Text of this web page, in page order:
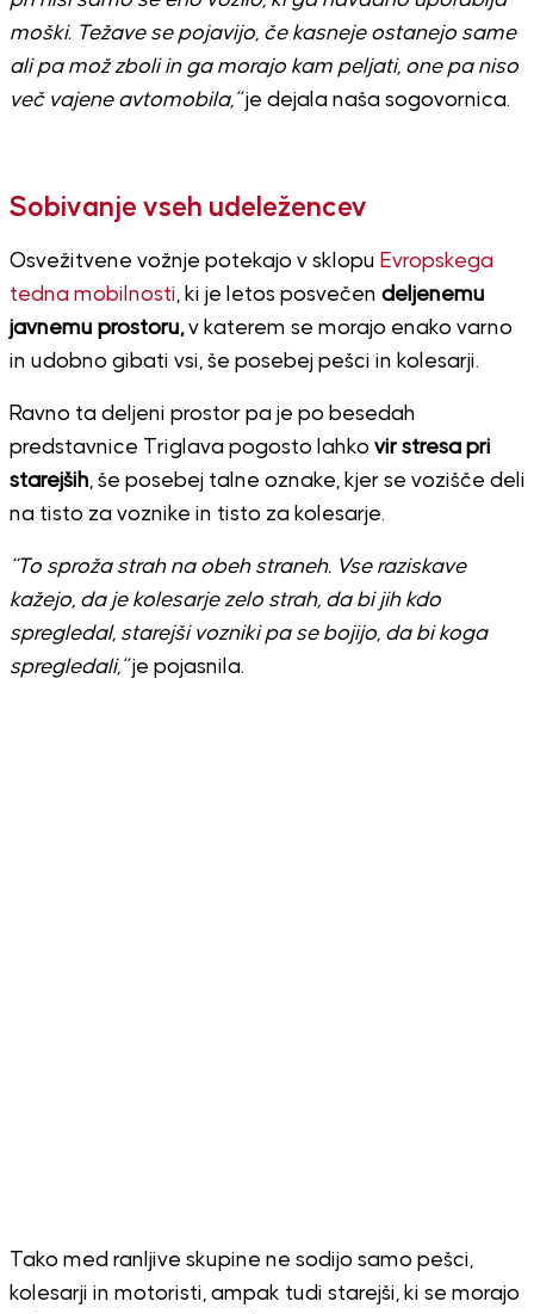
moški. Težave se pojavijo, če kasneje ostanejo same
ali pa mož zboli in ga morajo kam peljati, one pa niso
več vajene avtomobila,”je dejala naša sogovornica.
Sobivanje vseh udeležencev
Osvežitvene vožnje potekajo v sklopu Evropskega
tedna mobilnosti, ki je letos posvečen deljenemu
javnemu prostoru,v katerem se morajo enako varno
in udobno gibati vsi, še posebej pešci in kolesarji.
Ravno ta deljeni prostor pa je po besedah
predstavnice Triglava pogosto lahko vir stresa pri
starejših, še posebej talne oznake, kjer se vozišče deli
na tisto za voznike in tisto za kolesarje.
“To sproža strah na obeh straneh. Vse raziskave
kažejo, da je kolesarje zelo strah, da bi jih kdo
spregledal, starejši vozniki pa se bojijo, da bi koga
spregledali,”je pojasnila.
Tako med ranljive skupine ne sodijo samo pešci,
kolesarji in motoristi, ampak tudi starejši, ki se morajo